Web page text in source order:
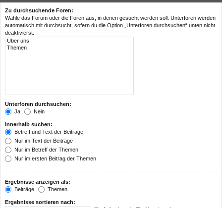
Zu durchsuchende Foren:
Wähle das Forum oder die Foren aus, in denen gesucht werden soll. Unterforen werden
automatisch mit durchsucht, sofern du die Option „Unterforen durchsuchen“ unten nicht
deaktivierst.
Unterforen durchsuchen:
Ja
Nein
Innerhalb suchen:
Betreff und Text der Beiträge
Nur im Text der Beiträge
Nur im Betreff der Themen
Nur im ersten Beitrag der Themen
Ergebnisse anzeigen als:
Beiträge
Themen
Ergebnisse sortieren nach: